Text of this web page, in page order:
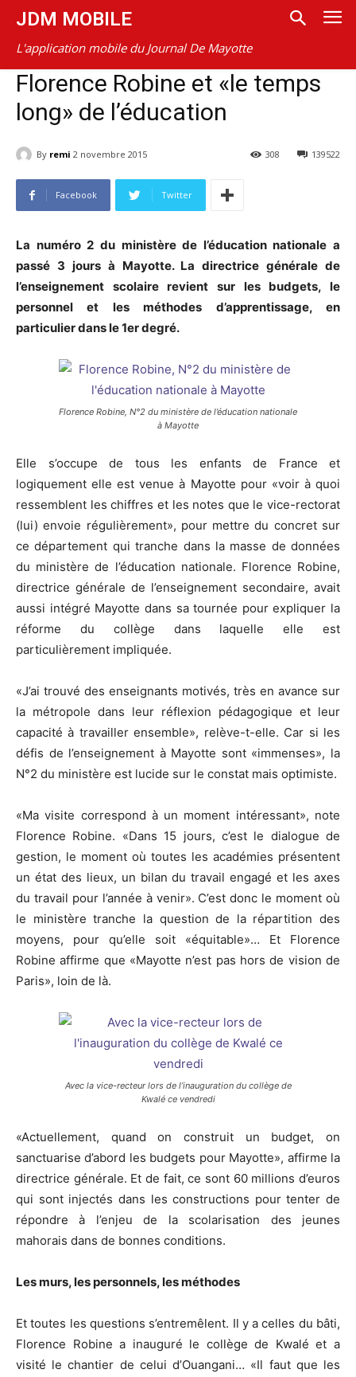
JDM MOBILE
L'application mobile du Journal De Mayotte
Florence Robine et «le temps
long» de l’éducation
By remi 2 novembre 2015 139522
308
Facebook Twitter
La numéro 2 du ministère de l’éducation nationale a
passé 3 jours à Mayotte. La directrice générale de
l’enseignement scolaire revient sur les budgets, le
personnel et les méthodes d’apprentissage, en
particulier dans le 1er degré.
Florence Robine, N°2 du ministère de l’éducation nationale
à Mayotte
Elle s’occupe de tous les enfants de France et
logiquement elle est venue à Mayotte pour «voir à quoi
ressemblent les chiffres et les notes que le vice-rectorat
(lui) envoie régulièrement», pour mettre du concret sur
ce département qui tranche dans la masse de données
du ministère de l’éducation nationale. Florence Robine,
directrice générale de l’enseignement secondaire, avait
aussi intégré Mayotte dans sa tournée pour expliquer la
réforme du collège dans laquelle elle est
particulièrement impliquée.
«J’ai trouvé des enseignants motivés, très en avance sur
la métropole dans leur réflexion pédagogique et leur
capacité à travailler ensemble», relève-t-elle. Car si les
défis de l’enseignement à Mayotte sont «immenses», la
N°2 du ministère est lucide sur le constat mais optimiste.
«Ma visite correspond à un moment intéressant», note
Florence Robine. «Dans 15 jours, c’est le dialogue de
gestion, le moment où toutes les académies présentent
un état des lieux, un bilan du travail engagé et les axes
du travail pour l’année à venir». C’est donc le moment où
le ministère tranche la question de la répartition des
moyens, pour qu’elle soit «équitable»… Et Florence
Robine affirme que «Mayotte n’est pas hors de vision de
Paris», loin de là.
Avec la vice-recteur lors de l’inauguration du collège de
Kwalé ce vendredi
«Actuellement, quand on construit un budget, on
sanctuarise d’abord les budgets pour Mayotte», affirme la
directrice générale. Et de fait, ce sont 60 millions d’euros
qui sont injectés dans les constructions pour tenter de
répondre à l’enjeu de la scolarisation des jeunes
mahorais dans de bonnes conditions.
Les murs, les personnels, les méthodes
Et toutes les questions s’entremêlent. Il y a celles du bâti,
Florence Robine a inauguré le collège de Kwalé et a
visité le chantier de celui d’Ouangani… «Il faut que les